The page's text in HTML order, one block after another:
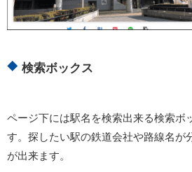
検索ボックス
ページ下には駅名を検索出来る検索ボ
す。探したい駅の鉄道会社や路線名が
が出来ます。